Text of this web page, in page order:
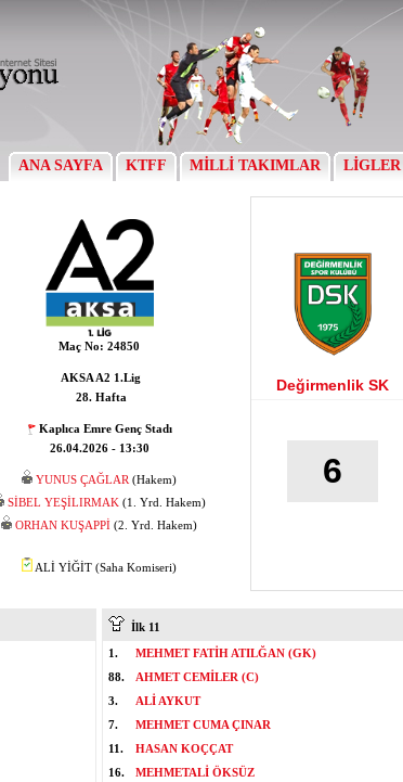
ANA SAYFA KTFF MİLLİ TAKIMLAR LİGLER
Maç No: 24850
AKSA A2 1.Lig
28. Hafta
Kaplıca Emre Genç Stadı
26.04.2026 - 13:30
YUNUS ÇAĞLAR (Hakem)
SİBEL YEŞİLIRMAK(1. Yrd. Hakem)
ORHAN KUŞAPPİ (2. Yrd. Hakem)
ALİ YİĞİT (Saha Komiseri)
Değirmenlik SK
6
İlk 11
1.
MEHMET FATİH ATILĞAN (GK)
88.
AHMET CEMİLER (C)
3.
ALİ AYKUT
7.
MEHMET CUMA ÇINAR
11.
HASAN KOÇÇAT
16.
MEHMETALİ ÖKSÜZ